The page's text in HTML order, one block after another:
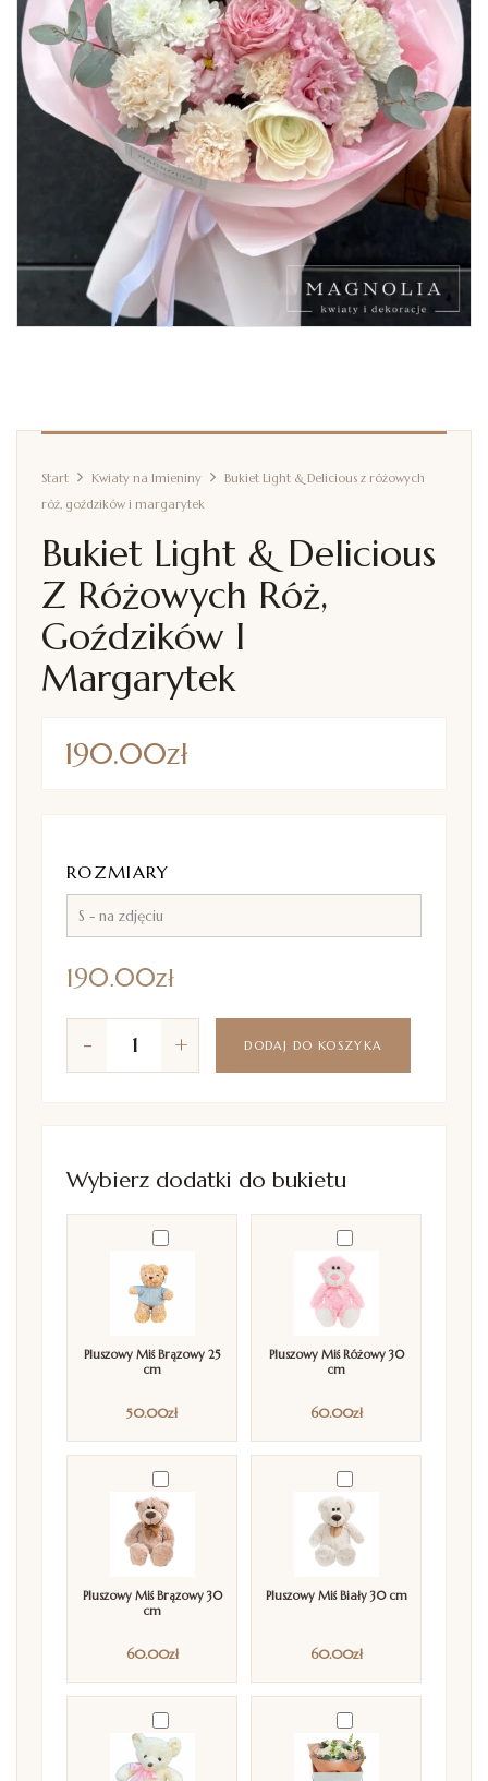
Start Kwiaty na Imieniny
Bukiet Light & Delicious z różowych
róż, goździków i margarytek
Bukiet Light & Delicious
Z Różowych Róż,
Goździków I
Margarytek
190.00zł
ROZMIARY
190.00zł
+
- DODAJ DO KOSZYKA
Wybierz dodatki do bukietu
Pluszowy Miś Brązowy 25
cm
50.00zł
Pluszowy Miś Różowy 30
cm
60.00zł
Pluszowy Miś Brązowy 30
cm
60.00zł
Pluszowy Miś Biały 30 cm
60.00zł